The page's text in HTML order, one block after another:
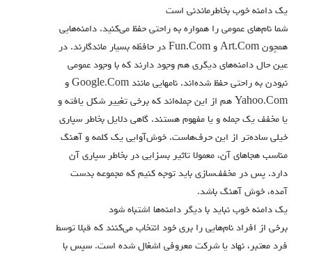
یک دامنه خوب بخاطر‌ماندنی است
شما نام‌های عمومی را همواره به راحتی حفظ می‌کنید. دامنه‌هایی
همچون Art.Com و Fun.Com در حافظه بسیار ماندگارند. در
عین حال دامنه‌های دیگری هم وجود دارند که با وجود عمومی
نبودن به راحتی حفظ شده‌اند. نامهایی مانند Google.Com و
Yahoo.Com هم از این جمله‌اند که برخی تغییر شکل یافته و
یا مخفف یک جمله و یا مفهوم هستند. گاهی دلایل بخاطر سپاری
خیلی ساده‌تر از این حرف‌هاست. خوش‌آوایی یک کلمه و آهنگ
مناسب هجاهای آن، معمولا تاثیر بسزایی در بخاطر سپاری آن
دارد. پس در مخفف‌سازی باید توجه کنیم که مجموعه بدست
آمده، خوش آهنگ باشد.
یک دامنه خوب نباید با دیگر دامنه‌ها اشتباه شود
برخی از افراد نام‌هایی را بری خود انتخاب می‌کنند که قبلا توسط
فرد معتبر، نهاد یا شرکت معروفی اشغال شده است. سپس با